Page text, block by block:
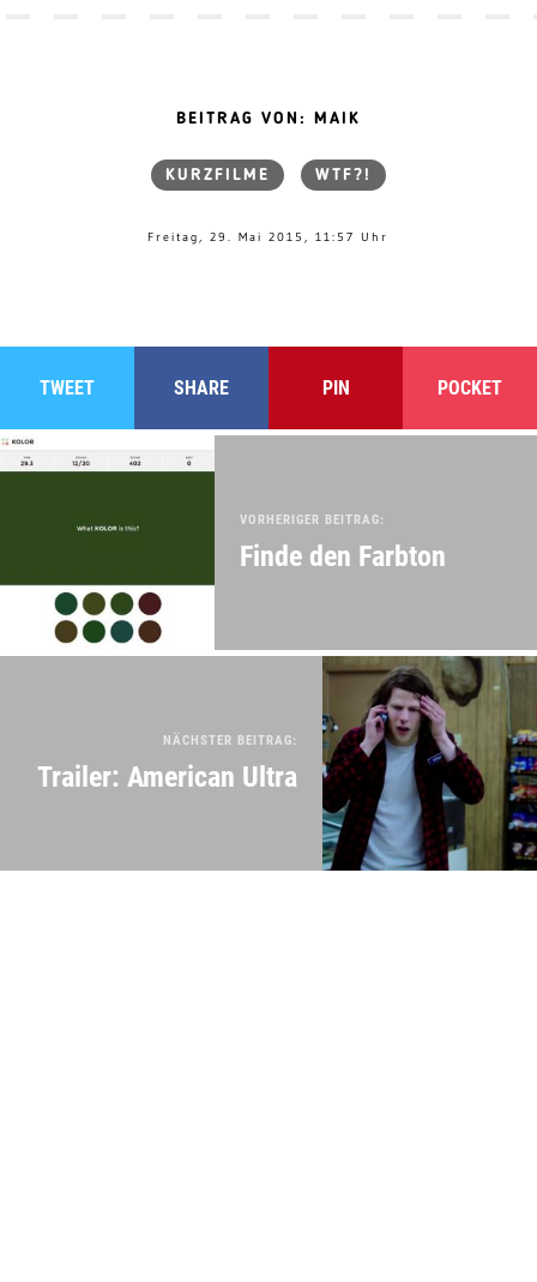
BEITRAG VON: MAIK
KURZFILME WTF?!
Freitag, 29. Mai 2015, 11:57 Uhr
TWEET SHARE PIN POCKET
VORHERIGER BEITRAG:
Finde den Farbton
NÄCHSTER BEITRAG:
Trailer: American Ultra